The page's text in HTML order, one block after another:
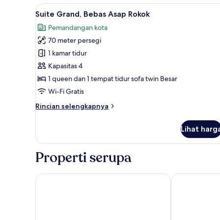
Bebas
Asap
Lihat
semua
foto
untuk
Suite
Grand,
Bebas
Asap
Suite Grand, Bebas Asap
16
Suite Grand, Bebas Asap Rokok
Pemandangan kota
70 meter persegi
1 kamar tidur
Kapasitas 4
1 queen dan 1 tempat tidur sofa twin Besar
Wi-Fi Gratis
Rincian selengkapnya
Rincian
Suite
Bebas
Rokok
Lihat
Properti serupa
Numa Vienna Terra Numa Vienna